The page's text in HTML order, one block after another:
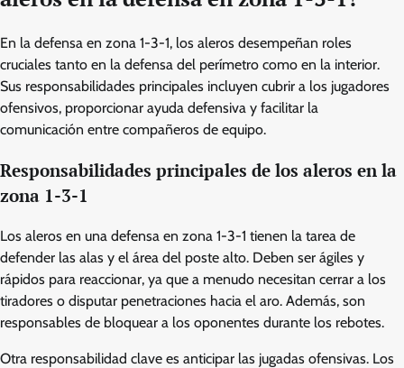
En la defensa en zona 1-3-1, los aleros desempeñan roles
cruciales tanto en la defensa del perímetro como en la interior.
Sus responsabilidades principales incluyen cubrir a los jugadores
ofensivos, proporcionar ayuda defensiva y facilitar la
comunicación entre compañeros de equipo.
Responsabilidades principales de los aleros en la
zona 1-3-1
Los aleros en una defensa en zona 1-3-1 tienen la tarea de
defender las alas y el área del poste alto. Deben ser ágiles y
rápidos para reaccionar, ya que a menudo necesitan cerrar a los
tiradores o disputar penetraciones hacia el aro. Además, son
responsables de bloquear a los oponentes durante los rebotes.
Otra responsabilidad clave es anticipar las jugadas ofensivas. Los